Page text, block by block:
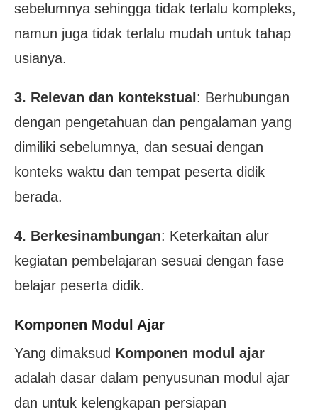
sebelumnya sehingga tidak terlalu kompleks,
namun juga tidak terlalu mudah untuk tahap
usianya.
3. Relevan dan kontekstual : Berhubungan
dengan pengetahuan dan pengalaman yang
dimiliki sebelumnya, dan sesuai dengan
konteks waktu dan tempat peserta didik
berada.
4. Berkesinambungan: Keterkaitan alur
kegiatan pembelajaran sesuai dengan fase
belajar peserta didik.
Komponen Modul Ajar
Yang dimaksud Komponen modul ajar
adalah dasar dalam penyusunan modul ajar
dan untuk kelengkapan persiapan